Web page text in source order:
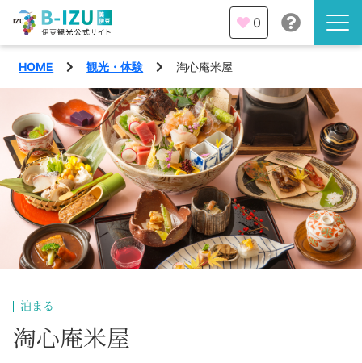
伊豆半島を知る
伊豆のみどころ
みる
あそぶ
あじわう
観光・体験
イベント
エリア
熱海市
特集
旅の計画
0
HOME 観光・体験 淘心庵米屋
泊まる
淘心庵米屋